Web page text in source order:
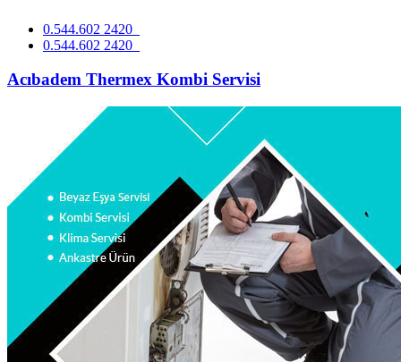
0.544.602 2420
0.544.602 2420
Acıbadem Thermex Kombi Servisi